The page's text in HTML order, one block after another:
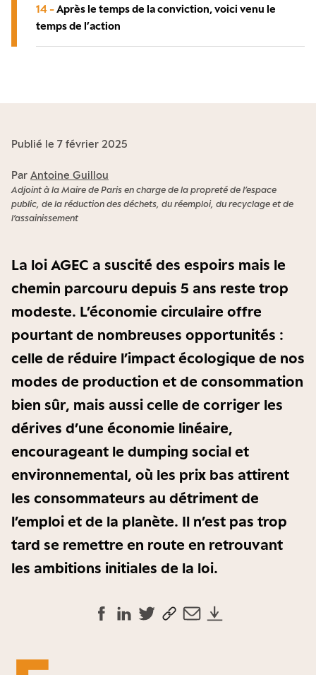
14 -Après le temps de la conviction, voici venu le
temps de l’action
Publié le 7 février 2025
Par Antoine Guillou
Adjoint à la Maire de Paris en charge de la propreté de l’espace
public, de la réduction des déchets, du réemploi, du recyclage et de
l’assainissement
La loi AGEC a suscité des espoirs mais le
chemin parcouru depuis 5 ans reste trop
modeste. L’économie circulaire offre
pourtant de nombreuses opportunités :
celle de réduire l’impact écologique de nos
modes de production et de consommation
bien sûr, mais aussi celle de corriger les
dérives d’une économie linéaire,
encourageant le dumping social et
environnemental, où les prix bas attirent
les consommateurs au détriment de
l’emploi et de la planète. Il n’est pas trop
tard se remettre en route en retrouvant
les ambitions initiales de la loi.